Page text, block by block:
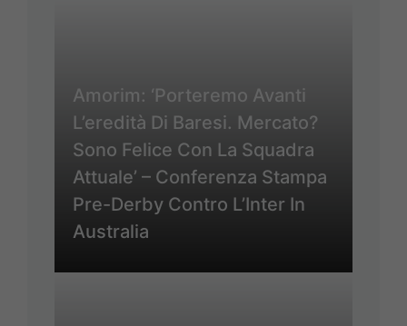
Amorim: ‘Porteremo Avanti
L’eredità Di Baresi. Mercato?
Sono Felice Con La Squadra
Attuale’ – Conferenza Stampa
Pre-Derby Contro L’Inter In
Australia